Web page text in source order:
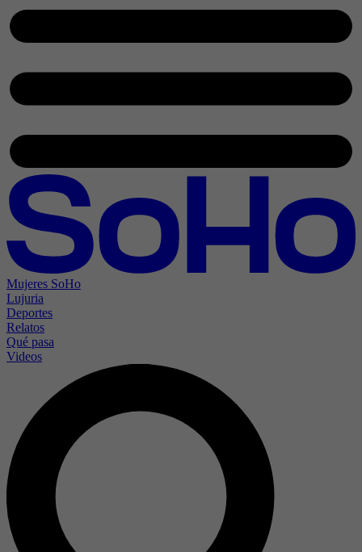
Mujeres SoHo
Lujuria
Deportes
Relatos
Qué pasa
Videos